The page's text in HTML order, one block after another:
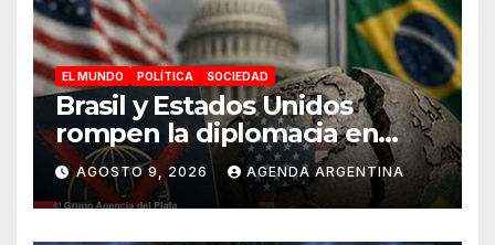
EL MUNDO POLÍTICA SOCIEDAD
Brasil y Estados Unidos
rompen la diplomacia en
plena campaña electoral
AGOSTO 9, 2026 AGENDA ARGENTINA